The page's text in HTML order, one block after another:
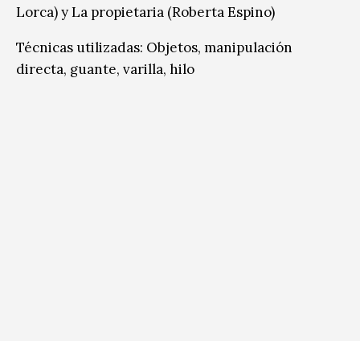
Lorca) y La propietaria (Roberta Espino)
Técnicas utilizadas: Objetos, manipulación
directa, guante, varilla, hilo